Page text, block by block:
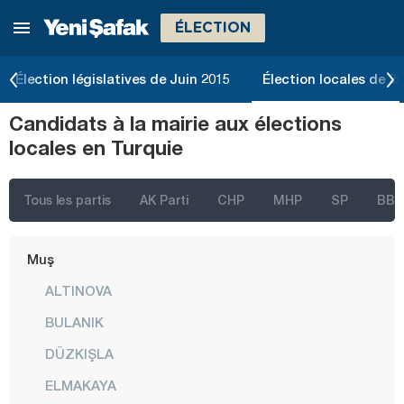
ÉLECTION
Élection législatives de Juin 2015 Élection locales de
Candidats à la mairie aux élections
locales en Turquie
Tous les partis AK Parti CHP MHP SP BBP
Konya
Manisa
Mardin
Muğla
Muş
ALTINOVA
BULANIK
DÜZKIŞLA
ELMAKAYA